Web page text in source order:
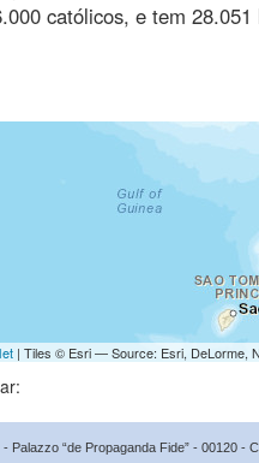
católicos, e tem
| Tiles © Esri — Source: Esri, DeLorme,
Palazzo “de Propaganda Fide” - 00120 -